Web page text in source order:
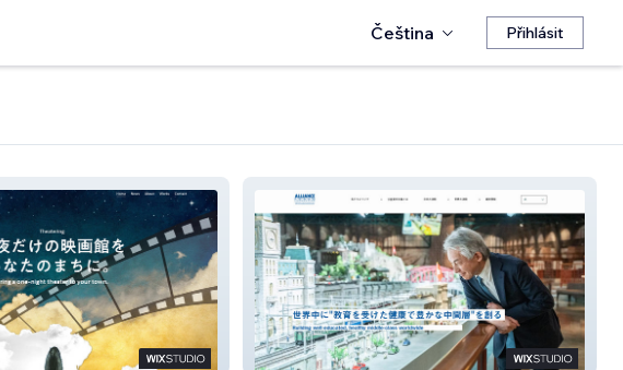
Čeština Přihlásit
一般財団法人アライアンス・フォー
ラム財団